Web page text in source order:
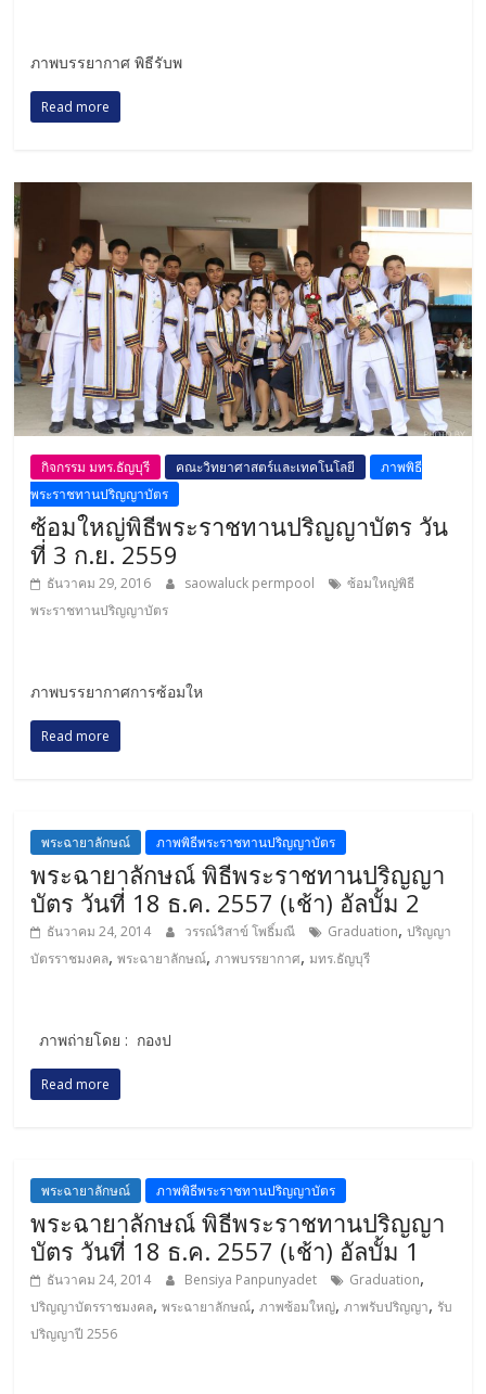
ภาพบรรยากาศ พิธีรับพ
Read more
กิจกรรม มทร.ธัญบุรี คณะวิทยาศาสตร์และเทคโนโลยี
ภาพพิธี
พระราชทานปริญญาบัตร
ซ้อมใหญ่พิธีพระราชทานปริญญาบัตร วัน
ที่ 3 ก.ย. 2559
ธันวาคม 29, 2016 saowaluck permpool
ซ้อมใหญ่พิธี
พระราชทานปริญญาบัตร
ภาพบรรยากาศการซ้อมให
Read more
พระฉายาลักษณ์ ภาพพิธีพระราชทานปริญญาบัตร
พระฉายาลักษณ์ พิธีพระราชทานปริญญา
บัตร วันที่ 18 ธ.ค. 2557 (เช้า) อัลบั้ม 2
ธันวาคม 24, 2014 วรรณ์วิสาข์ โพธิ์มณี Graduation,ปริญญา
บัตรราชมงคล,พระฉายาลักษณ์,ภาพบรรยากาศ,มทร.ธัญบุรี
ภาพถ่ายโดย : กองป
Read more
พระฉายาลักษณ์ ภาพพิธีพระราชทานปริญญาบัตร
พระฉายาลักษณ์ พิธีพระราชทานปริญญา
บัตร วันที่ 18 ธ.ค. 2557 (เช้า) อัลบั้ม 1
ธันวาคม 24, 2014 Bensiya Panpunyadet Graduation,
ปริญญาบัตรราชมงคล,พระฉายาลักษณ์,ภาพซ้อมใหญ่,ภาพรับปริญญา, รับ
ปริญญาปี 2556